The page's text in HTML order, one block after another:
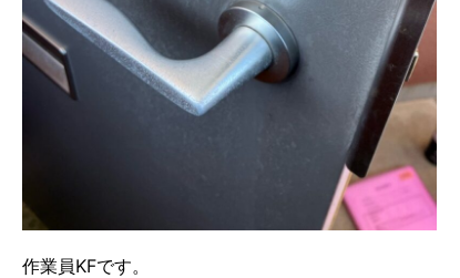
作業員KFです。